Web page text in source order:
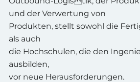
und der Verwertung von
Produkten, stellt sowohl die
als auch
die Hochschulen, die den
ausbilden,
vor neue Herausforderungen.